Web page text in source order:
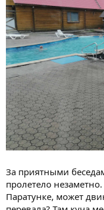
За приятными
пролетело
Паратунке, может